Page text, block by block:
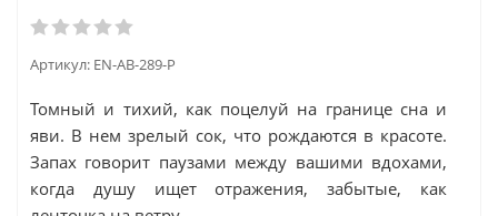
Артикул: EN-AB-289-P
Томный и тихий, как поцелуй на границе сна и
яви. В нем зрелый сок, что рождаются в красоте.
Запах говорит паузами между вашими вдохами,
когда душу ищет отражения, забытые, как